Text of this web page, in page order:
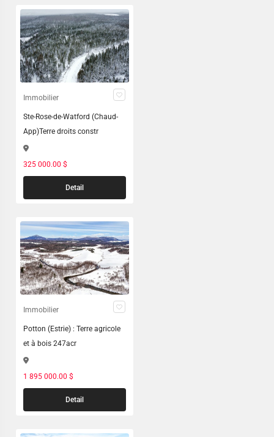
Immobilier
Ste-Rose-de-Watford (Chaud-
App)Terre droits constr
325 000.00 $
Detail
Immobilier
Potton (Estrie) : Terre agricole
et à bois 247acr
1 895 000.00 $
Detail